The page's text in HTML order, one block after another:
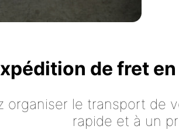
de fret
organiser le transport de
rapide et à un